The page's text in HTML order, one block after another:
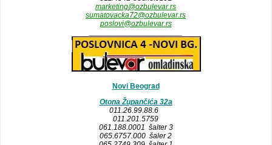
marketing@ozbulevar.rs
sumatovacka72@ozbulevar.rs
poslovi@ozbulevar.rs
Novi Beograd
Otona Župančića 32a
011.26.99.88.6
011.201.5759
061.188.0001 šalter 3
065.6757.000 šaler 2